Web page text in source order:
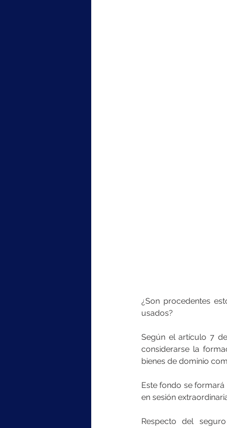
¿Son procedentes
usados?
Según el artículo 7
considerarse la
bienes de dominio
Este fondo se
en sesión
Respecto del